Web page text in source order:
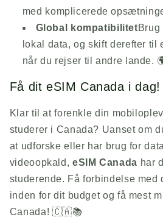
med komplicerede
Global kompatibilitetBrug
lokal data, og skift derefter til
når du rejser til andre lande.
Få dit eSIM Canada i dag!
Klar til at forenkle din
studerer i Canada? Uanset om
at udforske eller har brug for
videoopkald, eSIM Canada har
studerende. Få forbindelse med
inden for dit budget og få mest
Canada! 🇨🇦📚